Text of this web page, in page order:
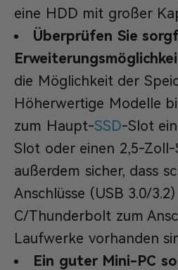
eine HDD mit großer
Überprüfen Sie
die Möglichkeit der
Höherwertige Modelle
zum Haupt-SSD-Slot
Slot oder einen 2,5-Zoll-
außerdem sicher, dass
Anschlüsse (USB 3.0/
C/Thunderbolt zum
Laufwerke vorhanden
Ein guter Mini-PC